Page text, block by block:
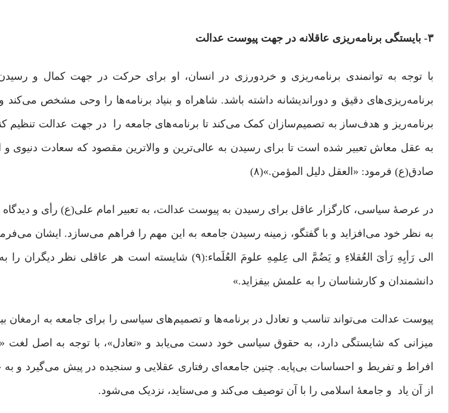
۳- بایستگی برنامه‌ریزی عاقلانه در جهت پیوست عدالت
با توجه به توانمندی برنامه‌ریزی و خردورزی در انسان، او برای حرکت در جهت کمال و
برنامه‌ریزی‌های دقیق و دوراندیشانه داشته باشد. شاهراه و بنیاد برنامه‌ها را وحی مشخص می‌کند
برنامه‌ریز و هدف‌ساز به تصمیم‌سازان کمک می‌کند تا برنامه‌های جامعه را در جهت عدالت تنظیم
به عقل معاش تعبیر شده است تا برای رسیدن به عالی‌ترین و والاترین مقصود که سعادت دنیوی
صادق(ع) فرمود: «العقل دلیل المؤمن.»(۸)
در عرصۀ سیاسی، کارگزار عاقل برای رسیدن به پیوست عدالت،‌ به تعبیر امام ‏على(ع) رأی و دیدگاه
به نظر خود می‌افزاید و با گفتگو، زمینه رسیدن جامعه به این مهم را فراهم می‌سازد. ایشان
الى رَأیِهِ رَأىَ العُقلاءِ و یَضُمَّ الى عِلمِهِ علومَ العُلَماء:(۹) شایسته‏ است هر
دانشمندان و کارشناسان را به علمش بیفزاید.»
پیوست عدالت می‌تواند تناسب و تعادل در برنامه‌ها و تصمیم‌های سیاسی را برای جامعه به ارمغان
میزانی که شایستگی دارد، به حقوق سیاسی خود دست می‌یابد و «تعادل»، با توجه به اصل لغت
از آن یاد و جامعۀ اسلامی را با آن توصیف می‌کند و می‌ستاید، نزدیک می‌شود.